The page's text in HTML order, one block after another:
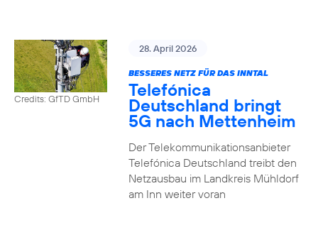
Credits: GfTD GmbH
28. April 2026
BESSERES NETZ FÜR DAS INNTAL
Telefónica
Deutschland bringt
5G nach Mettenheim
Der Telekommunikationsanbieter
Telefónica Deutschland treibt den
Netzausbau im Landkreis Mühldorf
am Inn weiter voran